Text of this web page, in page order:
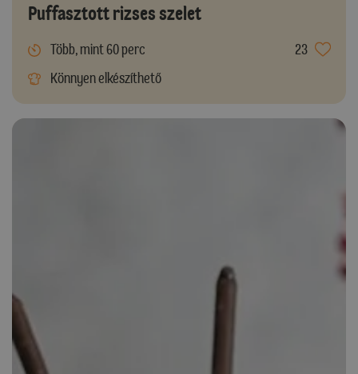
Puffasztott rizses szelet
Több, mint 60 perc
23
Könnyen elkészíthető